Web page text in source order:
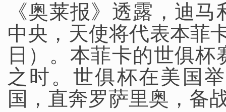
《奥莱报》透露，迪
中央，天使将代表本菲
日）。本菲卡的世俱
之时。世俱杯在美国
国，直奔罗萨里奥，备